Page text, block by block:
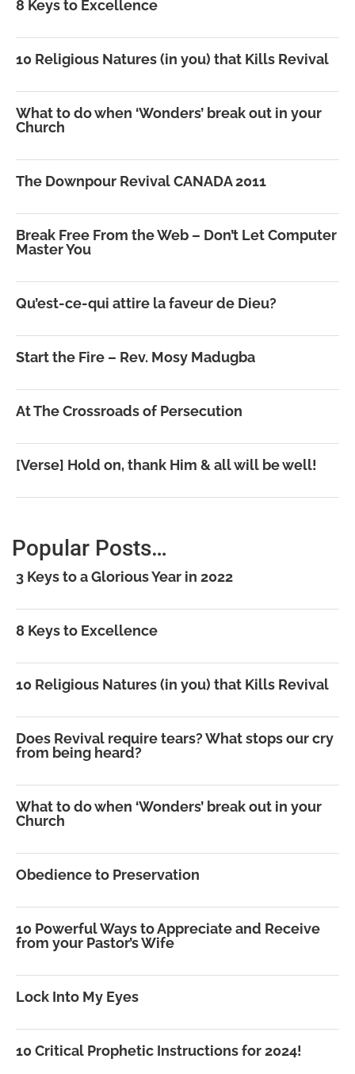
8 Keys to Excellence
10 Religious Natures (in you) that Kills Revival
What to do when ‘Wonders’ break out in your
Church
The Downpour Revival CANADA 2011
Break Free From the Web – Don’t Let Computer
Master You
Qu’est-ce-qui attire la faveur de Dieu?
Start the Fire – Rev. Mosy Madugba
At The Crossroads of Persecution
[Verse] Hold on, thank Him & all will be well!
Popular Posts…
3 Keys to a Glorious Year in 2022
8 Keys to Excellence
10 Religious Natures (in you) that Kills Revival
Does Revival require tears? What stops our cry
from being heard?
What to do when ‘Wonders’ break out in your
Church
Obedience to Preservation
10 Powerful Ways to Appreciate and Receive
from your Pastor’s Wife
Lock Into My Eyes
10 Critical Prophetic Instructions for 2024!